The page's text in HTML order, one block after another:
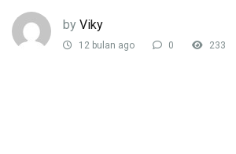
by Viky
12 bulan ago 0 233